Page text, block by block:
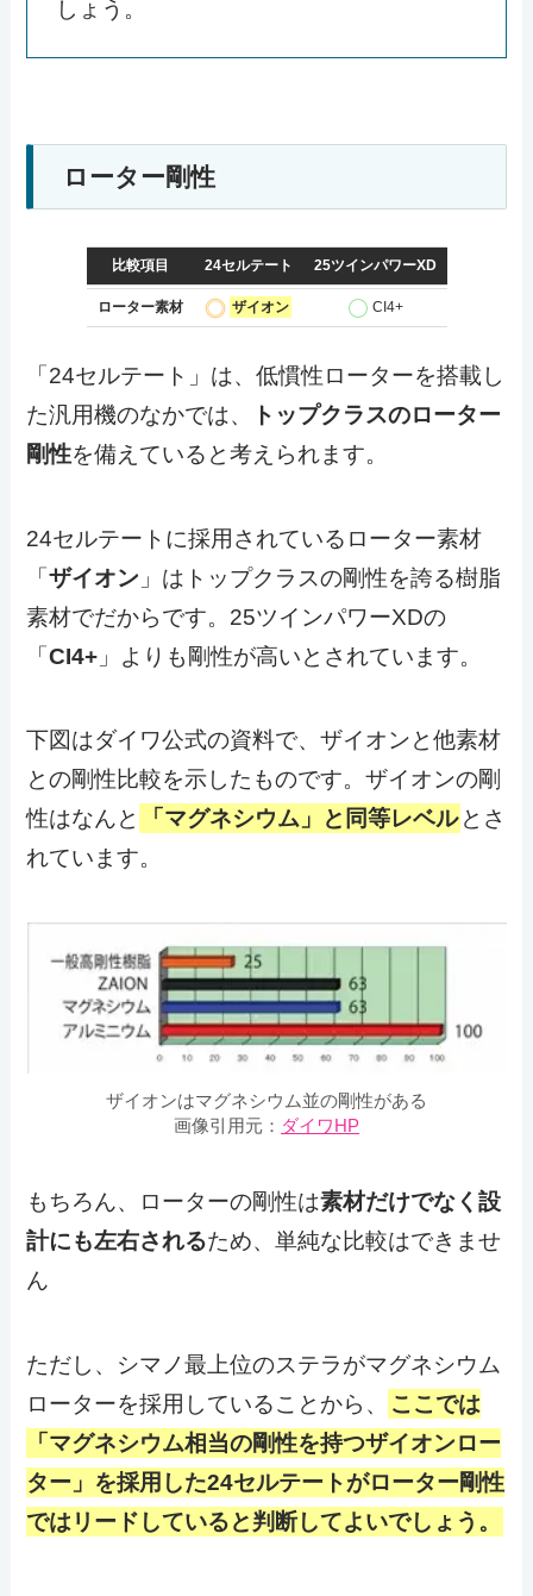
しょう。
ローター剛性
比較項目 24セルテート 25ツインパワーXD
ローター素材 ザイオン CI4+
「24セルテート」は、低慣性ローターを搭載し
た汎用機のなかでは、
トップクラスのローター
剛性を備えていると考えられます。
24セルテートに採用されているローター素材
「ザイオン 」はトップクラスの剛性を誇る樹脂
素材でだからです。25ツインパワーXDの
「CI4+ 」よりも剛性が高いとされています。
下図はダイワ公式の資料で、ザイオンと他素材
との剛性比較を示したものです。ザイオンの剛
性はなんと
「マグネシウム」と同等レベル とさ
れています。
ザイオンはマグネシウム並の剛性がある
画像引用元： ダイワHP
もちろん、ローターの剛性は素材だけでなく設
計にも左右されるため、単純な比較はできませ
ん
ただし、シマノ最上位のステラがマグネシウム
ローターを採用していることから、
ここでは
「マグネシウム相当の剛性を持つザイオンロー
ター」を採用した24セルテートがローター剛性
ではリードしていると判断してよいでしょう。